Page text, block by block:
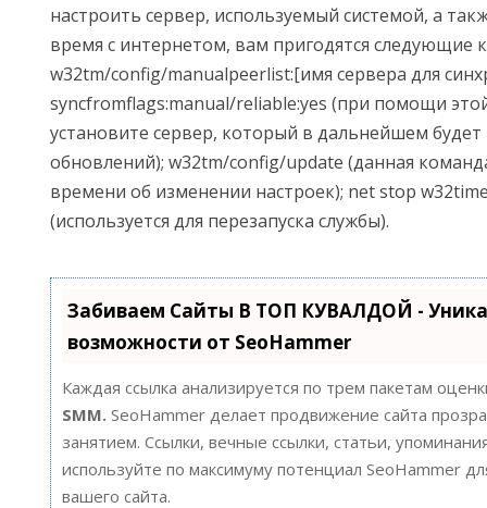
настроить сервер, используемый системой, а
время с интернетом, вам пригодятся следующие
w32tm/config/manualpeerlist:[имя сервера для
syncfromflags:manual/reliable:yes (при помощи
установите сервер, который в дальнейшем будет
обновлений); w32tm/config/update (данная
времени об изменении настроек); net stop
(используется для перезапуска службы).
Забиваем Сайты В ТОП КУВАЛДОЙ -
возможности от SeoHammer
Каждая ссылка анализируется по трем пакетам
SMM.SeoHammer делает продвижение сайта
занятием. Ссылки, вечные ссылки, статьи,
используйте по максимуму потенциал SeoHammer
вашего сайта.